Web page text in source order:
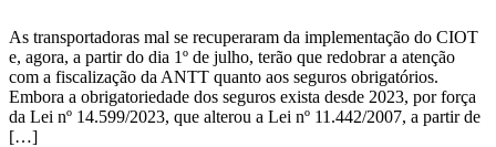
As transportadoras mal se recuperaram da implementação do CIOT
e, agora, a partir do dia 1º de julho, terão que redobrar a atenção
com a fiscalização da ANTT quanto aos seguros obrigatórios.
Embora a obrigatoriedade dos seguros exista desde 2023, por força
da Lei nº 14.599/2023, que alterou a Lei nº 11.442/2007, a partir de
[…]